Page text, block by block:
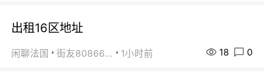
出租16区地址
闲聊法国 街友80866802 1小时前 18 0